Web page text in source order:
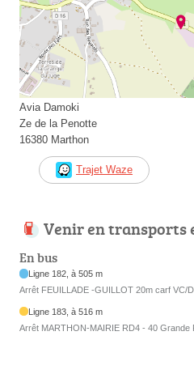
Avia Damoki
Ze de la Penotte
16380 Marthon
Trajet Waze
Venir en transports
En bus
Ligne 182, à 505 m
Arrêt FEUILLADE -GUILLOT 20m carf VC/
Ligne 183, à 516 m
Arrêt MARTHON-MAIRIE RD4 - 40 Grande